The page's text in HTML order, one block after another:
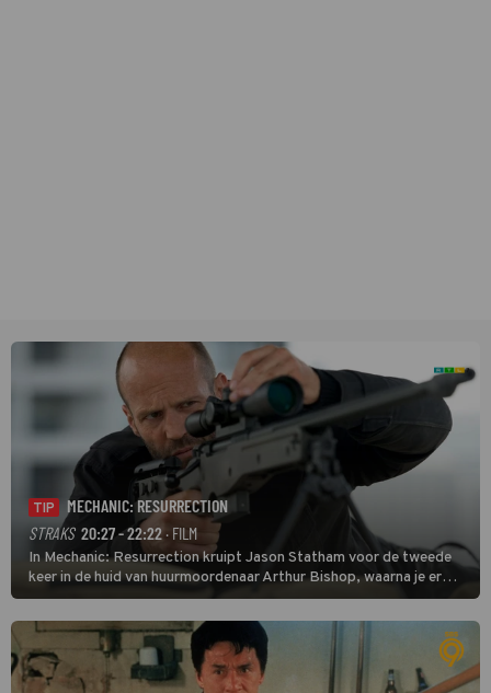
TIP
MECHANIC: RESURRECTION
STRAKS 20:27 - 22:22 · FILM
In Mechanic: Resurrection kruipt Jason Statham voor de tweede
keer in de huid van huurmoordenaar Arthur Bishop, waarna je er
donder op kunt zeggen dat er van Bishops geplande pensioen niet
veel terechtkomt.